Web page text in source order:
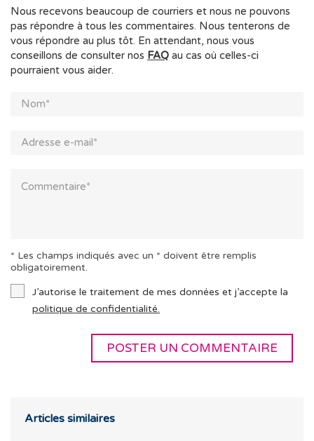
Nous recevons beaucoup de courriers et nous ne pouvons
pas répondre à tous les commentaires. Nous tenterons de
vous répondre au plus tôt. En attendant, nous vous
conseillons de consulter nos FAQ au cas où celles-ci
pourraient vous aider.
* Les champs indiqués avec un * doivent être remplis
obligatoirement.
J’autorise le traitement de mes données et j’accepte la
politique de confidentialité.
Articles similaires